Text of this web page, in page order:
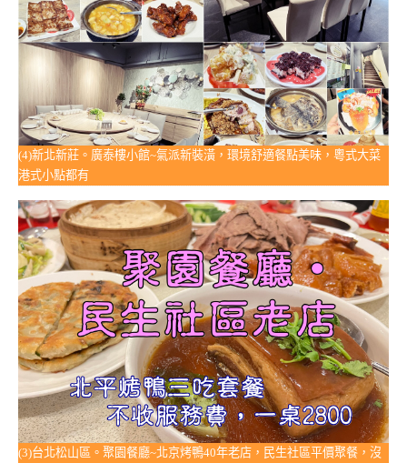
(4)新北新莊。廣泰樓小館~氣派新裝潢，環境舒適餐點美味，粵式大菜
港式小點都有
(3)台北松山區。聚園餐廳~北京烤鴨40年老店，民生社區平價聚餐，沒